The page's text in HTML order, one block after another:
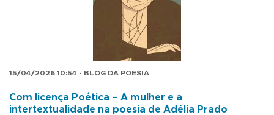
15/04/2026 10:54 - BLOG DA POESIA
Com licença Poética – A mulher e a
intertextualidade na poesia de Adélia Prado